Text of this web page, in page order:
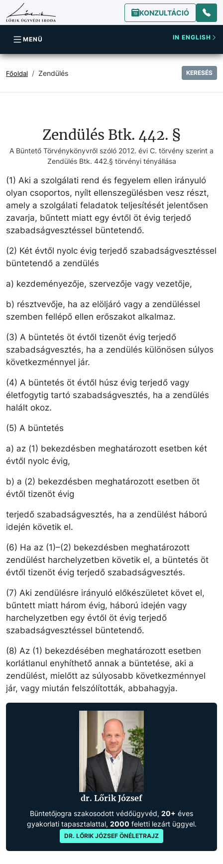
KONZULTÁCIÓ
MENÜ IN ENGLISH
Főoldal Zendülés KERESÉS
Zendülés Btk. 442. §
A Büntető Törvénykönyvről szóló 2012. évi C. törvény szerint a
Zendülés Btk. 442.§ törvényi tényállása
(1) Aki a szolgálati rend és fegyelem ellen irányuló
olyan csoportos, nyílt ellenszegülésben vesz részt,
amely a szolgálati feladatok teljesítését jelentősen
zavarja, bűntett miatt egy évtől öt évig terjedő
szabadságvesztéssel büntetendő.
(2) Két évtől nyolc évig terjedő szabadságvesztéssel
büntetendő a zendülés
a) kezdeményezője, szervezője vagy vezetője,
b) résztvevője, ha az elöljáró vagy a zendüléssel
szemben fellépő ellen erőszakot alkalmaz.
(3) A büntetés öt évtől tizenöt évig terjedő
szabadságvesztés, ha a zendülés különösen súlyos
következménnyel jár.
(4) A büntetés öt évtől húsz évig terjedő vagy
életfogytig tartó szabadságvesztés, ha a zendülés
halált okoz.
(5) A büntetés
a) az (1) bekezdésben meghatározott esetben két
évtől nyolc évig,
b) a (2) bekezdésben meghatározott esetben öt
évtől tizenöt évig
terjedő szabadságvesztés, ha a zendülést háború
idején követik el.
(6) Ha az (1)–(2) bekezdésben meghatározott
zendülést harchelyzetben követik el, a büntetés öt
évtől tizenöt évig terjedő szabadságvesztés.
(7) Aki zendülésre irányuló előkészületet követ el,
bűntett miatt három évig, háború idején vagy
harchelyzetben egy évtől öt évig terjedő
szabadságvesztéssel büntetendő.
(8) Az (1) bekezdésében meghatározott esetben
korlátlanul enyhíthető annak a büntetése, aki a
zendülést, mielőtt az súlyosabb következménnyel
jár, vagy miután felszólították, abbahagyja.
dr. Lőrik József
Büntetőjogra szakosodott védőügyvéd, 20+ éves
gyakorlati tapasztalattal, 2000 feletti lezárt üggyel.
DR. LŐRIK JÓZSEF ÖNÉLETRAJZ